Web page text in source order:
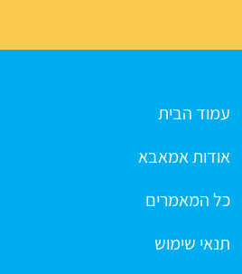
עמוד הבית
אודות אמאבא
כל המאמרים
תנאי שימוש